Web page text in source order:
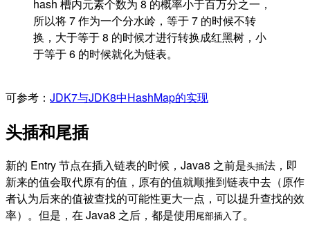
hash 槽内元素个数为 8 的概率小于百万分之一，
所以将 7 作为一个分水岭，等于 7 的时候不转
换，大于等于 8 的时候才进行转换成红黑树，小
于等于 6 的时候就化为链表。
可参考： JDK7与JDK8中HashMap的实现
头插和尾插
新的 Entry 节点在插入链表的时候，Java8 之前是头插法，即
新来的值会取代原有的值，原有的值就顺推到链表中去（原作
者认为后来的值被查找的可能性更大一点，可以提升查找的效
率）。但是，在 Java8 之后，都是使用尾部插入 了。